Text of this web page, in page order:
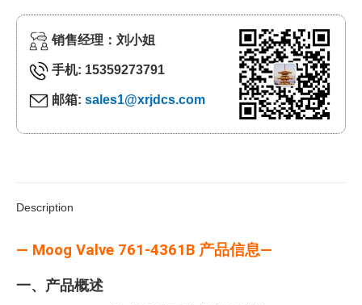
销售经理：刘小姐
手机: 15359273791
邮箱: sales1@xrjdcs.com
Description
— Moog Valve 761-4361B 产品信息—
一、产品概述